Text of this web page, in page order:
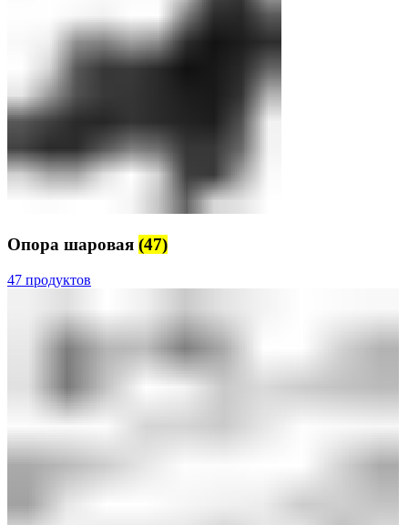
Опора шаровая (47)
47 продуктов